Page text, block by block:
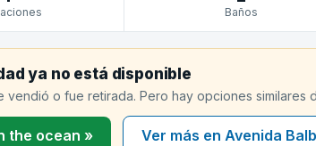
Baños
ya no está disponible
vendió o fue retirada. Pero hay opciones similares
the ocean » Ver más en Avenida